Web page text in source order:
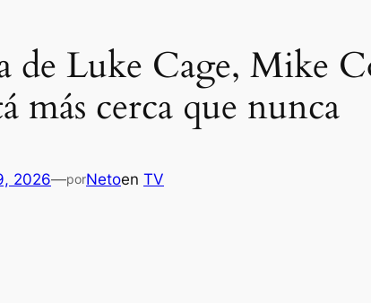
de Luke Cage, Mike
más cerca que nunca
2026—porNetoen TV